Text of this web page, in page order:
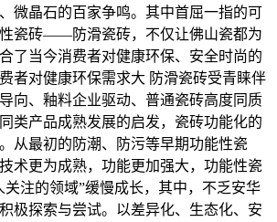
微晶石的百家争鸣。其中首屈一指的可
瓷砖——防滑瓷砖，不仅让佛山瓷都为
了当今消费者对健康环保、安全时尚的
者对健康环保需求大 防滑瓷砖受青睐伴
向、釉料企业驱动、普通瓷砖高度同质
类产品成熟发展的启发，瓷砖功能化的
从最初的防潮、防污等早期功能性瓷
术更为成熟，功能更加强大，功能性瓷
关注的领域”缓慢成长，其中，不乏安华
极探索与尝试。以差异化、生态化、安